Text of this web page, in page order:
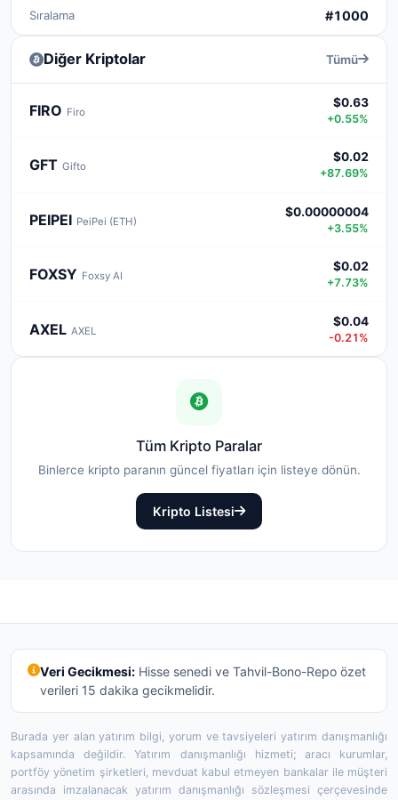
Sıralama #1000
Diğer Kriptolar Tümü
FIRO Firo
$0.63
+0.55%
GFT Gifto
$0.02
+87.69%
PEIPEI PeiPei (ETH)
$0.00000004
+3.55%
FOXSY Foxsy AI
$0.02
+7.73%
AXEL AXEL
$0.04
-0.21%
Tüm Kripto Paralar
Binlerce kripto paranın güncel fiyatları için listeye dönün.
Kripto Listesi
Veri Gecikmesi:Hisse senedi ve Tahvil-Bono-Repo özet
verileri 15 dakika gecikmelidir.
Burada yer alan yatırım bilgi, yorum ve tavsiyeleri yatırım danışmanlığı
kapsamında değildir. Yatırım danışmanlığı hizmeti; aracı kurumlar,
portföy yönetim şirketleri, mevduat kabul etmeyen bankalar ile müşteri
arasında imzalanacak yatırım danışmanlığı sözleşmesi çerçevesinde